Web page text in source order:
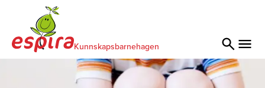
Kunnskapsbarnehagen